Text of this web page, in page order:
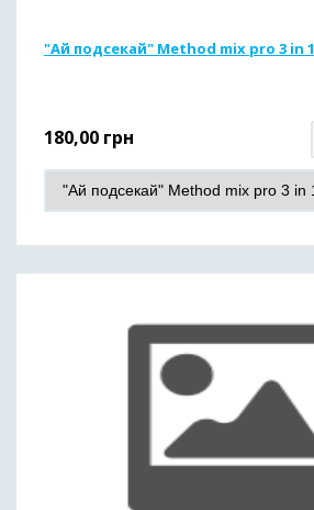
"Ай подсекай" Method mix pro 3 in 1
180,00 грн